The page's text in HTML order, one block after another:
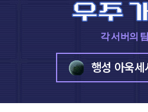
각 서버의
행성 아욱